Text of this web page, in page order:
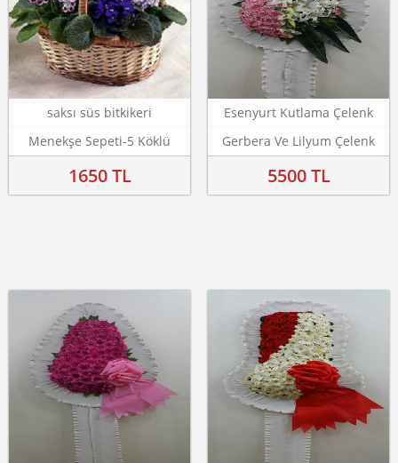
saksı süs bitkikeri
Menekşe Sepeti-5 Köklü
1650 TL
Esenyurt Kutlama Çelenk
Gerbera Ve Lilyum Çelenk
5500 TL